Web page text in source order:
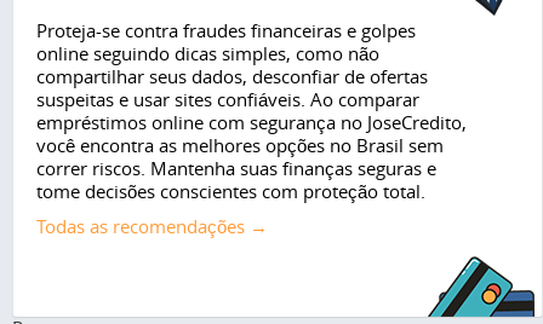
Proteja-se contra fraudes financeiras e golpes
online seguindo dicas simples, como não
compartilhar seus dados, desconfiar de ofertas
suspeitas e usar sites confiáveis. Ao comparar
empréstimos online com segurança no JoseCredito,
você encontra as melhores opções no Brasil sem
correr riscos. Mantenha suas finanças seguras e
tome decisões conscientes com proteção total.
Todas as recomendações →